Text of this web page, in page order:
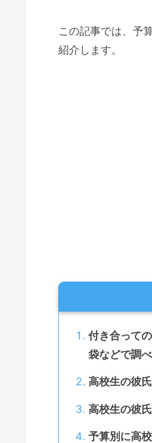
この記事では、予
紹介します。
付き合って
袋などで調
高校生の彼
高校生の彼
予算別に高